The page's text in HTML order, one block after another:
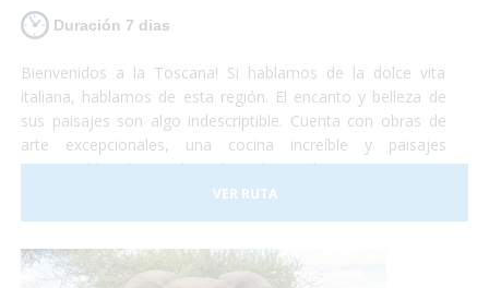
Duración 7 dias
Bienvenidos a la Toscana! Si hablamos de la dolce vita
italiana, hablamos de esta región. El encanto y belleza de
sus paisajes son algo indescriptible. Cuenta con obras de
arte excepcionales, una cocina increíble y paisajes
interminables de viñedos, alamedas y olivares. Un visita a
uno de los museos más importantes o una degustación de
vinos y quesos, tu eliges!
VER RUTA